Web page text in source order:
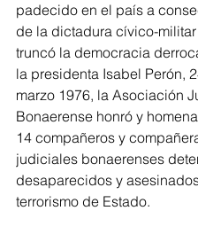
padecido en el país a
de la dictadura cívico-
truncó la democracia
la presidenta Isabel Perón,
marzo 1976, la Asociación
Bonaerense honró y
14 compañeros y
judiciales bonaerenses
desaparecidos y
terrorismo de Estado.